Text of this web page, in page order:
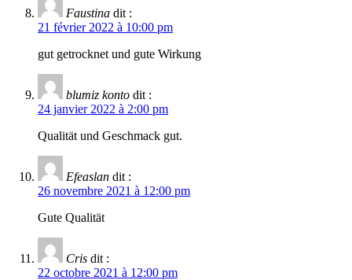
Faustina dit :
21 février 2022 à 10:00 pm
gut getrocknet und gute Wirkung
blumiz konto dit :
24 janvier 2022 à 2:00 pm
Qualität und Geschmack gut.
Efeaslan dit :
26 novembre 2021 à 12:00 pm
Gute Qualität
Cris dit :
22 octobre 2021 à 12:00 pm